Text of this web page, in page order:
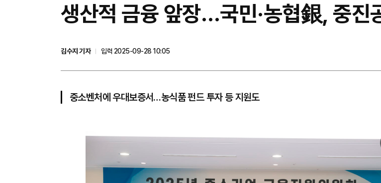
생산적 금융 앞장…국민·농협銀, 중진
김수지 기자
입력 2025-09-28 10:05
중소벤처에 우대보증서…농식품 펀드 투자 등 지원도